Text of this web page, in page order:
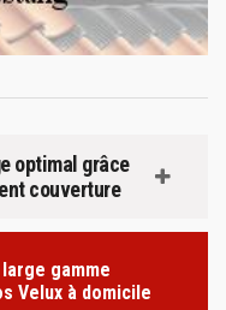
optimal grâce
couverture
gamme
Velux à domicile